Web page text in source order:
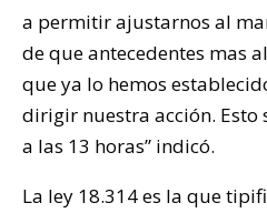
a permitir ajustarnos al
de que antecedentes mas
que ya lo hemos
dirigir nuestra acción. Esto
a las 13 horas” indicó.
La ley 18.314 es la que